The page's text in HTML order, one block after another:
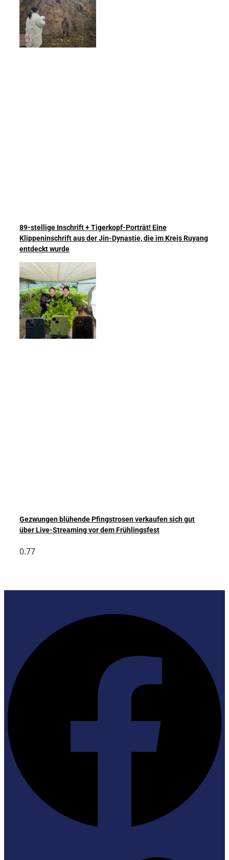
89-stellige Inschrift + Tigerkopf-Porträt! Eine
Klippeninschrift aus der Jin-Dynastie, die im Kreis Ruyang
entdeckt wurde
Gezwungen blühende Pfingstrosen verkaufen sich gut
über Live-Streaming vor dem Frühlingsfest